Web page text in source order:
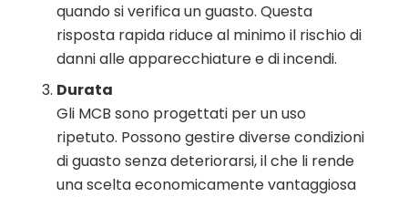
quando si verifica un guasto. Questa
risposta rapida riduce al minimo il rischio di
danni alle apparecchiature e di incendi.
Durata
Gli MCB sono progettati per un uso
ripetuto. Possono gestire diverse condizioni
di guasto senza deteriorarsi, il che li rende
una scelta economicamente vantaggiosa